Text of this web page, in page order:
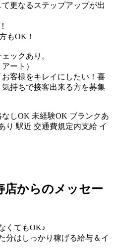
更なるステップアップが出
もOK！
ックあり。
ート）
客様をキレイにしたい！喜
持ちで接客出来る方を募集
なしOK 未経験OK ブランクあ
り 駅近 交通費規定内支給 イ
店からのメッセー
くてもOK♪
分はしっかり稼げる給与＆イ